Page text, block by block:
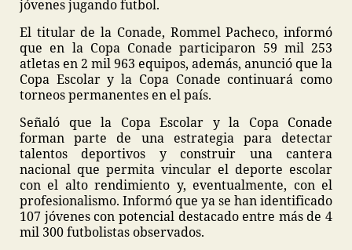
jóvenes jugando futbol.
El titular de la Conade, Rommel Pacheco, informó
que en la Copa Conade participaron 59 mil 253
atletas en 2 mil 963 equipos, además, anunció que la
Copa Escolar y la Copa Conade continuará como
torneos permanentes en el país.
Señaló que la Copa Escolar y la Copa Conade
forman parte de una estrategia para detectar
talentos deportivos y construir una cantera
nacional que permita vincular el deporte escolar
con el alto rendimiento y, eventualmente, con el
profesionalismo. Informó que ya se han identificado
107 jóvenes con potencial destacado entre más de 4
mil 300 futbolistas observados.